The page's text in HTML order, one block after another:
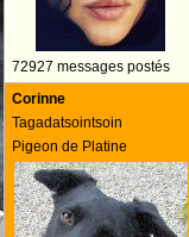
72927 messages postés
Corinne
Tagadatsointsoin
Pigeon de Platine